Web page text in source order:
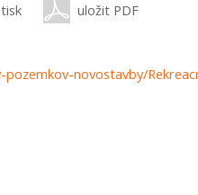
tisk uložit PDF